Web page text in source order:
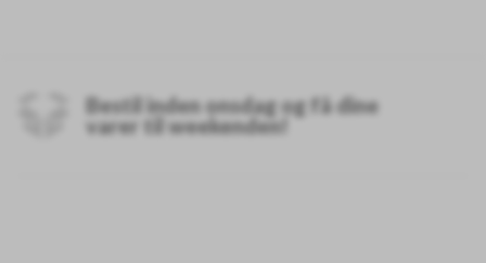
Bestil inden onsdag og få dine
varer til weekenden!